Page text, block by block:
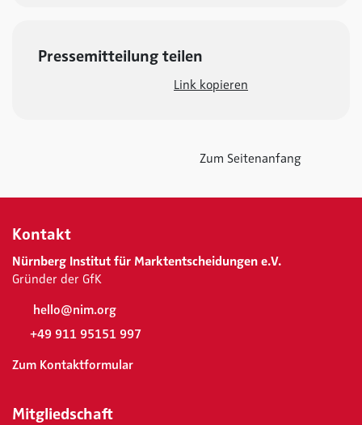
Pressemitteilung teilen
Link kopieren
Zum Seitenanfang
Kontakt
Nürnberg Institut für Marktentscheidungen e.V.
Gründer der GfK
hello@nim.org
+49 911 95151 997
Zum Kontaktformular
Mitgliedschaft